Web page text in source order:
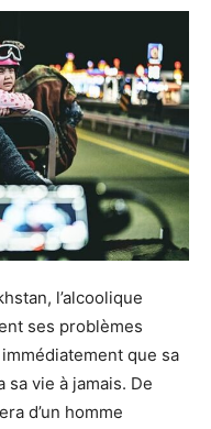
l’alcoolique
ses problèmes
que sa
vie à jamais. De
d’un homme